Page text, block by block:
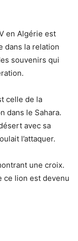
en Algérie est
dans la relation
souvenirs qui
celle de la
dans le Sahara.
avec sa
l’attaquer.
une croix.
ce lion est devenu